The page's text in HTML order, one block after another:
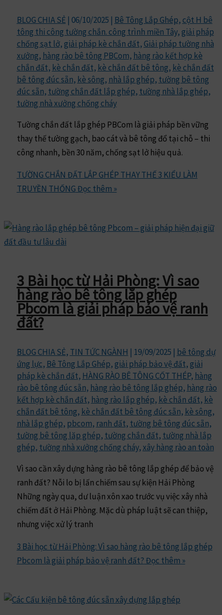
BLOG CHIA SẺ | 06/10/2025 | Bê Tông Lắp Ghép, cột H bê
tông thi công tường chắn. công trình miền Tây, giải pháp
chống sạt lở, giải pháp kè chắn đất, Giải pháp tường nhà
xưởng, hàng rào bê tông PBCom, hàng rào kết hợp kè
chắn đất, kè chắn đất, kè chắn đất bê tông, kè chắn đất
bê tông đúc sẵn, kè sông, nhà lắp ghép, tường bê tông
đúc sẵn, tường chắn đất lắp ghép, tường nhà lắp ghép,
tường nhà xưởng chống cháy
Tường chắn đất lắp ghép PBCom là giải pháp bền vững
thay thế tường gạch, bao cát và bê tông đổ tại chỗ – thi
công nhanh, bền 30 năm, chống sạt lở hiệu quả.
TƯỜNG CHẮN ĐẤT LẮP GHÉP THAY THẾ 3 KIỂU LÀM
TRUYỀN THỐNG Đọc thêm »
3 Bài học từ Hải Phòng: Vì sao
hàng rào bê tông lắp ghép
Pbcom là giải pháp bảo vệ ranh
đất?
BLOG CHIA SẺ, TIN TỨC NGÀNH | 19/09/2025 | bê tông dự
ứng lực, Bê Tông Lắp Ghép, giải pháp bảo vệ đất, giải
pháp kè chắn đất, HÀNG RÀO BÊ TÔNG CỐT THÉP, hàng
rào bê tông đúc sẵn, hàng rào bê tông lắp ghép, hàng rào
kết hợp kè chắn đất, hàng rào lắp ghép, kè chắn đất, kè
chắn đất bê tông, kè chắn đất bê tông đúc sẵn, kè sông,
nhà lắp ghép, pbcom, ranh đất, tường bê tông đúc sẵn,
tường bê tông lăp ghép, tường chắn đất, tường nhà lắp
ghép, tường nhà xưởng chống cháy,xây hàng rào an toàn
Vì sao cần xây dựng hàng rào bê tông lắp ghép để bảo vệ
ranh đất? Nỗi lo bị lấn chiếm sau sự kiện Hải Phòng
Những ngày qua, dư luận xôn xao trước vụ việc xây nhà
chiếm đất ở Hải Phòng. Mặc dù pháp luật sẽ can thiệp,
nhưng việc xử lý tranh
3 Bài học từ Hải Phòng: Vì sao hàng rào bê tông lắp ghép
Pbcom là giải pháp bảo vệ ranh đất? Đọc thêm »